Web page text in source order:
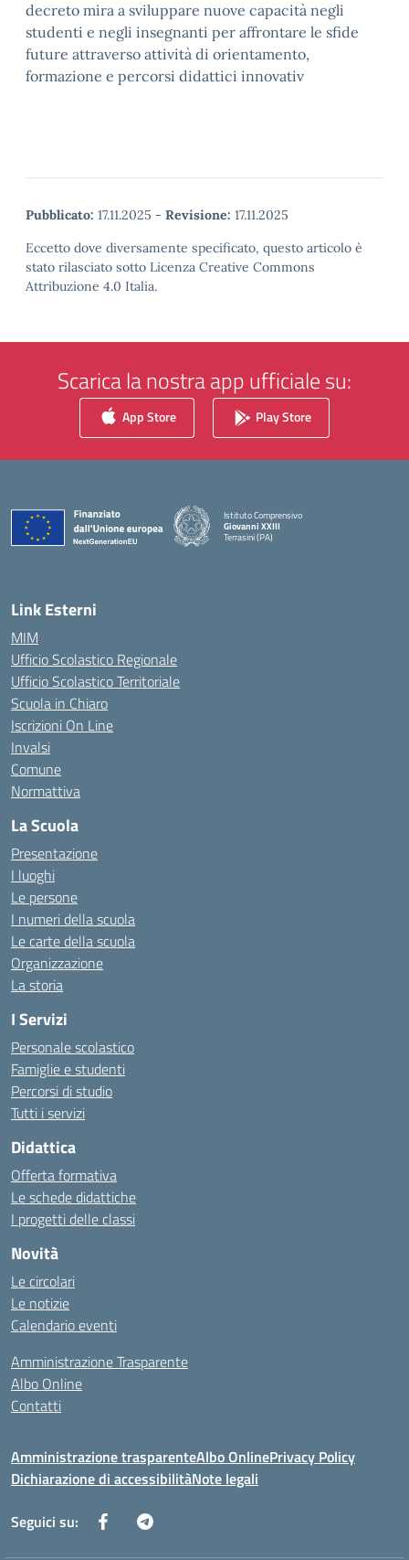
decreto mira a sviluppare nuove capacità negli
studenti e negli insegnanti per affrontare le sfide
future attraverso attività di orientamento,
formazione e percorsi didattici innovativ
Pubblicato: 17.11.2025 - Revisione: 17.11.2025
Eccetto dove diversamente specificato, questo articolo è
stato rilasciato sotto Licenza Creative Commons
Attribuzione 4.0 Italia.
Scarica la nostra app ufficiale su:
App Store Play Store
Istituto Comprensivo
Giovanni XXIII
Terrasini (PA)
Link Esterni
MIM
Ufficio Scolastico Regionale
Ufficio Scolastico Territoriale
Scuola in Chiaro
Iscrizioni On Line
Invalsi
Comune
Normattiva
La Scuola
Presentazione
I luoghi
Le persone
I numeri della scuola
Le carte della scuola
Organizzazione
La storia
I Servizi
Personale scolastico
Famiglie e studenti
Percorsi di studio
Tutti i servizi
Didattica
Offerta formativa
Le schede didattiche
I progetti delle classi
Novità
Le circolari
Le notizie
Calendario eventi
Amministrazione Trasparente
Albo Online
Contatti
Amministrazione trasparenteAlbo OnlinePrivacy Policy
Dichiarazione di accessibilitàNote legali
Seguici su: